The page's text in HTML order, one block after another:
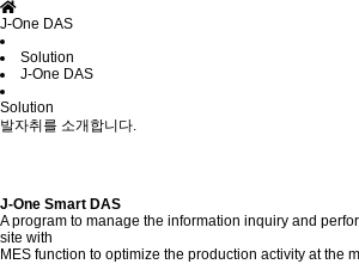
J-One DAS
Solution
J-One DAS
Solution
발자취를 소개합니다.
J-One Smart DAS
A program to manage the information inquiry and
site with
MES function to optimize the production activity at the